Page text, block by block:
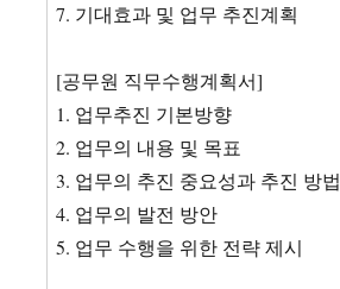
7. 기대효과 및 업무 추진계획
[공무원 직무수행계획서]
1. 업무추진 기본방향
2. 업무의 내용 및 목표
3. 업무의 추진 중요성과 추진 방법
4. 업무의 발전 방안
5. 업무 수행을 위한 전략 제시